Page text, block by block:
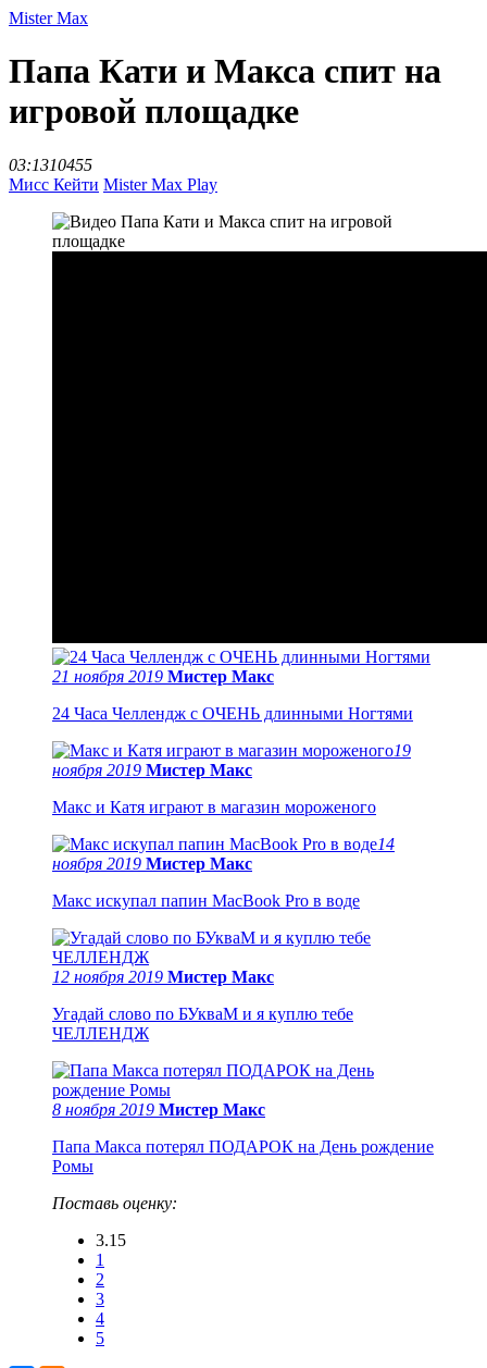
Mister Max
Папа Кати и Макса спит на
игровой площадке
03:1310455
Мисс Кейти Mister Max Play
21 ноября 2019 Мистер Макс
24 Часа Челлендж с ОЧЕНЬ длинными Ногтями
19
ноября 2019 Мистер Макс
Макс и Катя играют в магазин мороженого
14
ноября 2019 Мистер Макс
Макс искупал папин MacBook Pro в воде
12 ноября 2019 Мистер Макс
Угадай слово по БУкваМ и я куплю тебе
ЧЕЛЛЕНДЖ
8 ноября 2019 Мистер Макс
Папа Макса потерял ПОДАРОК на День рождение
Ромы
Поставь оценку:
3.15
1
2
3
4
5